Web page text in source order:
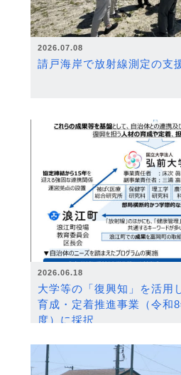
2026.07.08
請戸海岸で放射線測定の支
2026.06.18
大学等の「復興知」を活用
育成・定着推進事業（令和
度）に採択